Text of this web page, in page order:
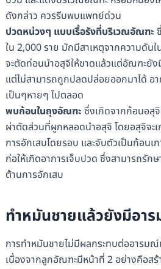
ดังกล่าว ควรรีบพบแพทย์ด่วน
ปวดหน่วงๆ แบบเรื้อรังที่บริเวณอัณฑะ
ใน 2,000 ราย มักมีสาเหตุจากความดัน
จะตัดท่อนนำอสุจิให้ขาดแล้วแต่อัณฑะยัง
แต่ไม่สามารถถูกปลดปล่อยออกมาได้ อ
เป็นๆหายๆ ไปตลอด
พบก้อนในถุงอัณฑะ ซึ่งเกิดจากก้อนอสุ
ผ่าตัดส่วนที่ผูกหลอดนำอสุจิ โดยอสุจิจะ
การอักเสบโดยรอบ และจับตัวเป็นก้อนเ
ก่อให้เกิดอาการเจ็บปวด ซึ่งสามารถรัก
ต้านการอักเสบ
ทำหมันชายแล้วยังมีอา
การทำหมันชายไม่มีผลกระทบต่ออารม
เนื่องจากลูกอัณฑะมีหน้าที่ 2 อย่างคือสร้